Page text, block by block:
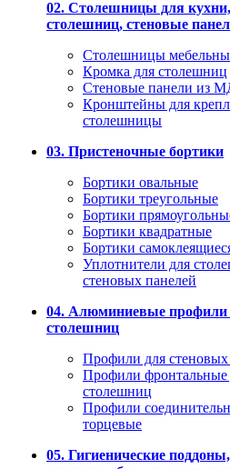
02. Столешницы для
столешниц, стеновые
Столешницы
Кромка для столешниц
Стеновые панели из
Кронштейны для
столешницы
03. Пристеночные бортики
Бортики овальные
Бортики треугольные
Бортики
Бортики квадратные
Бортики
Уплотнители для
стеновых панелей
04. Алюминиевые профили
столешниц
Профили для стеновых
Профили фронтальные
столешниц
Профили
торцевые
05. Гигиенические